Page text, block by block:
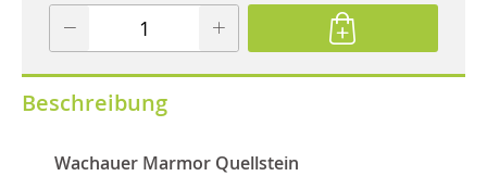
Beschreibung
Wachauer Marmor Quellstein